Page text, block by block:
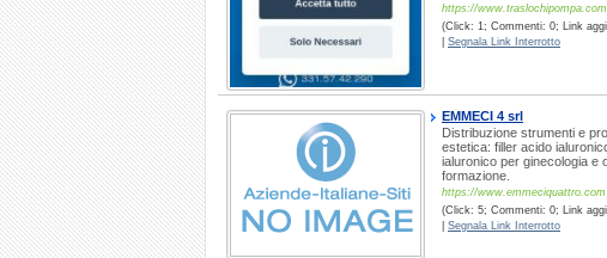
https://www.traslochipompa.com
(Click: 1; Commenti: 0; Link
Segnala Link Interrotto
EMMECI 4 srl
Distribuzione strumenti e
estetica: filler acido
ialuronico per ginecologia e
formazione.
https://www.emmeciquattro.com
(Click: 5; Commenti: 0; Link
Segnala Link Interrotto